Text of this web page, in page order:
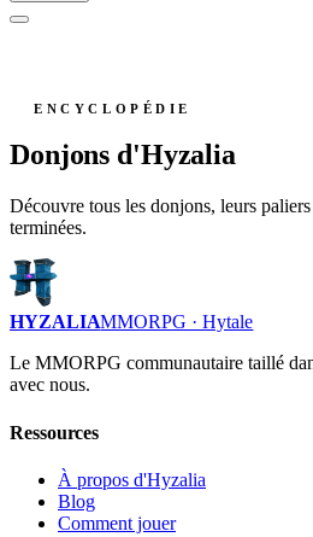
ENCYCLOPÉDIE
Donjons d'Hyzalia
Découvre tous les donjons, leurs
terminées.
HYZALIAMMORPG · Hytale
Le MMORPG communautaire taillé
avec nous.
Ressources
À propos d'Hyzalia
Blog
Comment jouer